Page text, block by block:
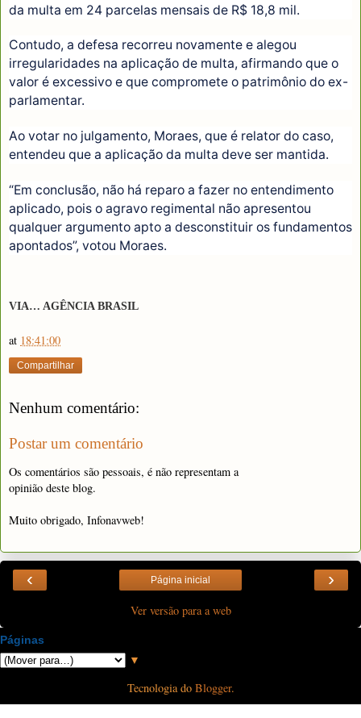
da multa em 24 parcelas mensais de R$ 18,8 mil.
Contudo, a defesa recorreu novamente e alegou
irregularidades na aplicação de multa, afirmando que o
valor é excessivo e que compromete o patrimônio do ex-
parlamentar.
Ao votar no julgamento, Moraes, que é relator do caso,
entendeu que a aplicação da multa deve ser mantida.
“Em conclusão, não há reparo a fazer no entendimento
aplicado, pois o agravo regimental não apresentou
qualquer argumento apto a desconstituir os fundamentos
apontados”, votou Moraes.
VIA… AGÊNCIA BRASIL
at 18:41:00
Compartilhar
Nenhum comentário:
Postar um comentário
Os comentários são pessoais, é não representam a
opinião deste blog.
Muito obrigado, Infonavweb!
‹ ›
Página inicial
Ver versão para a web
Páginas
▼
Tecnologia do Blogger.